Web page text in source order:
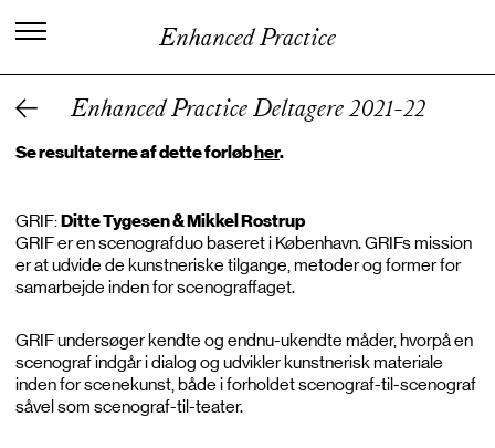
nte r K un ner
Viden ogUdvikling
Enhanced Practice
Enhanced Practice Deltagere 2021-22
Se resultaterne af dette forløbher.
GRIF:Ditte Tygesen & Mikkel Rostrup
GRIF er en scenografduo baseret i København. GRIFs mission
er at udvide de kunstneriske tilgange, metoder og former for
samarbejde inden for scenograffaget.
GRIF undersøger kendte og endnu-ukendte måder, hvorpå en
scenograf indgår i dialog og udvikler kunstnerisk materiale
inden for scenekunst, både i forholdet scenograf-til-scenograf
såvel som scenograf-til-teater.